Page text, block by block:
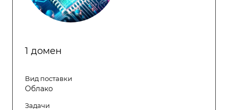
1 домен
Вид поставки
Облако
Задачи